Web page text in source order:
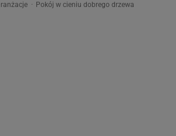
Pokój w cieniu dobrego drzewa